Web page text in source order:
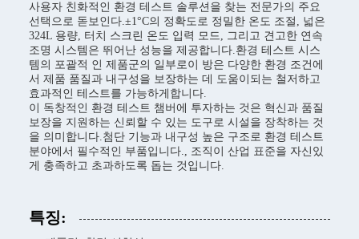
사용자 친화적인 환경 테스트 솔루션을 찾는 전문가의 주요
선택으로 돋보인다.±1°C의 정확도로 정밀한 온도 조절, 넓은
324L 용량, 터치 스크린 온도 입력 모드, 그리고 견고한 연속
조명 시스템은 뛰어난 성능을 제공합니다.환경 테스트 시스
템의 포괄적 인 제품군의 일부로이 방은 다양한 환경 조건에
서 제품 품질과 내구성을 보장하는 데 도움이되는 철저하고
효과적인 테스트를 가능하게합니다.
이 독창적인 환경 테스트 챔버에 투자하는 것은 혁신과 품질
보장을 지원하는 신뢰할 수 있는 도구로 시설을 장착하는 것
을 의미합니다.첨단 기능과 내구성 높은 구조로 환경 테스트
분야에서 필수적인 부품입니다., 조직이 산업 표준을 자신있
게 충족하고 초과하도록 돕는 것입니다.
특징: